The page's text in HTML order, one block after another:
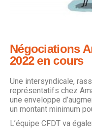
Négociations
2022 en cours
Une intersyndicale,
représentatifs chez
une enveloppe
un montant minimum
L’équipe CFDT va